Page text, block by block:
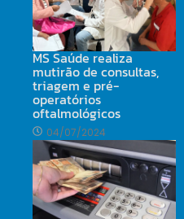
MS Saúde realiza
mutirão de consultas,
triagem e pré-
operatórios
oftalmológicos
04/07/2024